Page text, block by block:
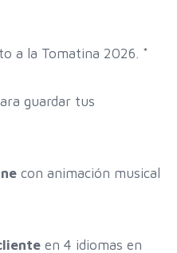
a la Tomatina 2026. *
guardar tus
con animación musical
en 4 idiomas en